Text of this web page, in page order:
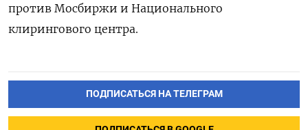
против Мосбиржи и Национального
клирингового центра.
ПОДПИСАТЬСЯ НА ТЕЛЕГРАМ